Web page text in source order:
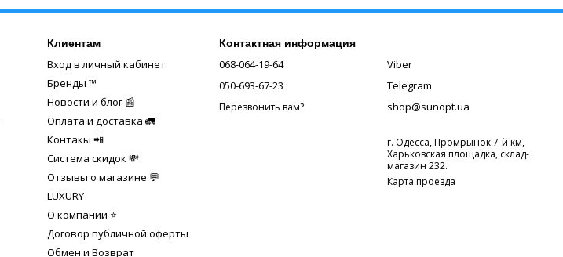
Клиентам
Вход в личный кабинет
Бренды ™️
Новости и блог 📰
Оплата и доставка 🚛
Контакы 📲
Система скидок 💸
Отзывы о магазине 💬
LUXURY
О компании ⭐
Договор публичной оферты
Обмен и Возврат
Контактная информация
068-064-19-64
050-693-67-23
Перезвонить вам?
Viber
Telegram
shop@sunopt.ua
г. Одесса, Промрынок 7-й км,
Харьковская площадка, склад-
магазин 232.
Карта проезда